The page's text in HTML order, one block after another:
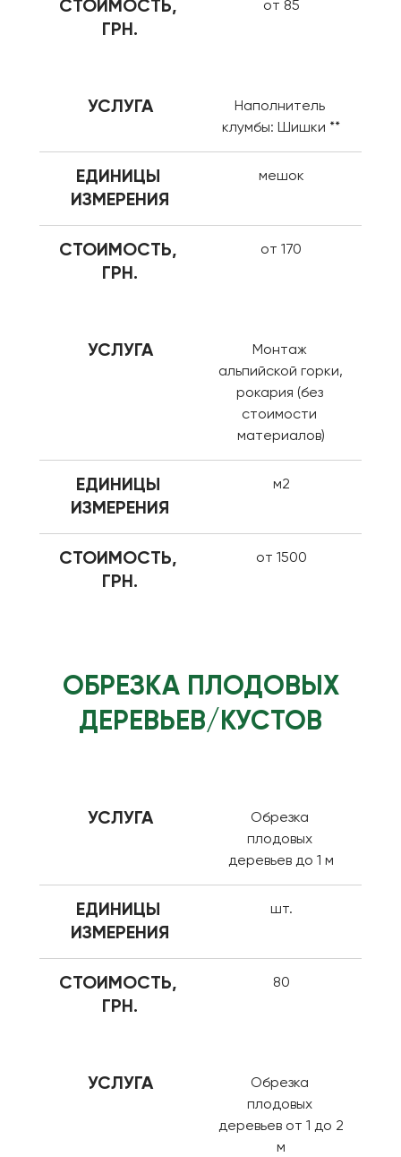
СТОИМОСТЬ,
ГРН.
от 85
УСЛУГА
Наполнитель
клумбы: Шишки **
ЕДИНИЦЫ
ИЗМЕРЕНИЯ
мешок
СТОИМОСТЬ,
ГРН.
от 170
УСЛУГА
Монтаж
альпийской горки,
рокария (без
стоимости
материалов)
ЕДИНИЦЫ
ИЗМЕРЕНИЯ
м2
СТОИМОСТЬ,
ГРН.
от 1500
ОБРЕЗКА ПЛОДОВЫХ
ДЕРЕВЬЕВ/КУСТОВ
УСЛУГА
Обрезка
плодовых
деревьев до 1 м
ЕДИНИЦЫ
ИЗМЕРЕНИЯ
шт.
СТОИМОСТЬ,
ГРН.
80
УСЛУГА
Обрезка
плодовых
деревьев от 1 до 2
м